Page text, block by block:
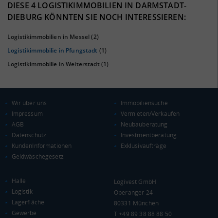
KAUFKRAFT
Euro pro Kopf
(Landkreis / Kreisfreie Stadt)
Kaufkraftindex
KAUFKRAFT - EURO PRO KOPF
Landkreis / Kreisfreie Stadt
DIESE 4 LOGISTIKIMMOBILIEN IN DARMSTADT-
DIEBURG KÖNNTEN SIE NOCH INTERESSIEREN:
Logistikimmobilien in Messel(2)
Logistikimmobilie in Pfungstadt (1)
Logistikimmobilie in Weiterstadt(1)
Wir über uns
Impressum
AGB
Datenschutz
KundenInformationen
Geldwäschegesetz
Immobiliensuche
Vermieten/Verkaufen
Neubauberatung
Investmentberatung
Exklusivaufträge
Halle
Logistik
Lagerfläche
Gewerbe
Logivest GmbH
Oberanger 24
80331 München
T +49 89 38 88 88 50